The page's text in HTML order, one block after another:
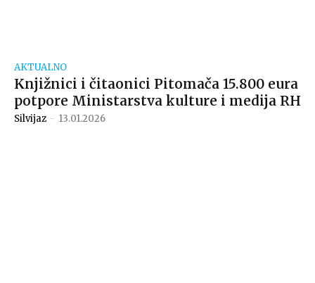
AKTUALNO
Knjižnici i čitaonici Pitomača 15.800 eura
potpore Ministarstva kulture i medija RH
Silvijaz - 13.01.2026